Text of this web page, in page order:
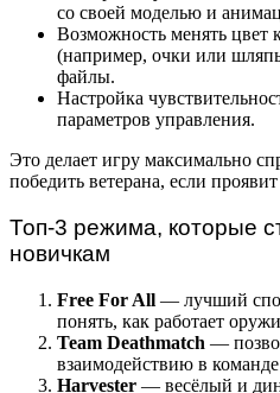
со своей моделью и
Возможность менять цвет
(например, очки или
файлы.
Настройка
параметров управления.
Это делает игру максимально
победить ветерана, если
Топ-3 режима, которые
новичкам
Free For All — лучший
понять, как работает
Team Deathmatch —
взаимодействию в
Harvester — весёлый и